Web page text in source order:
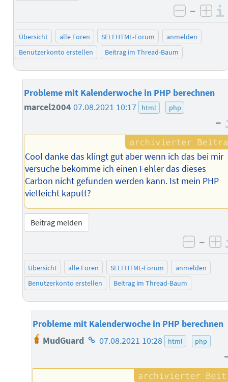
negativ
–
Übersicht alle Foren SELFHTML-Forum
anmelden
Benutzerkonto erstellen
Beitrag im Thread-Baum
Probleme mit Kalenderwoche in PHP berechnen
marcel2004 07.08.2021 10:17 html php
–
Cool danke das klingt gut aber wenn ich das bei mir
versuche bekomme ich einen Fehler das dieses
Carbon nicht gefunden werden kann. Ist mein PHP
vielleicht kaputt?
Beitrag melden
–
Übersicht alle Foren SELFHTML-Forum
anmelden
Benutzerkonto erstellen
Beitrag im Thread-Baum
Probleme mit Kalenderwoche in PHP berechnen
MudGuard Homepage
Autors
07.08.2021 10:28 html php